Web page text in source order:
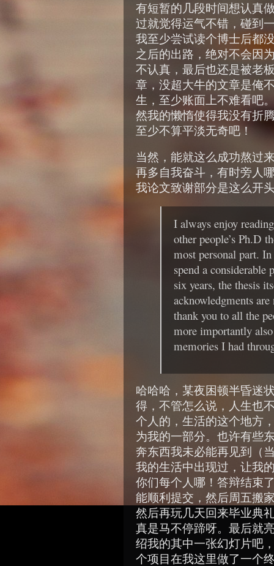
有短暂的几段时间想认真
过就觉得运气不错，碰到
我至少尝试读个博士后都
之后的出路，绝对不会因
不认真，最后也还是被老
章，没超大牛的文章是俺
生，至少账面上不难看吧
然我的懒惰使得我没有折
至少不算平淡无奇吧！
当然，能就这么成功熬过
再多自我奋斗，有时旁人
我论文致谢部分是这么开
I always enjoy
other people’s Ph.D
most personal part.
spend a
six years, the thesis
acknowledgments
thank you to all the
more importantly
memories I had
哈哈哈，某夜困顿半昏迷
得，不管怎么说，人生也
个人的，生活的这个地方
为我的一部分。也许有些
奔东西我未必能再见到（
我的生活中出现过，让我
你们每个人哪！答辩结束
能顺利提交，然后周五搬
然后再玩几天回来毕业典
真是马不停蹄呀。最后就
绍我的其中一张幻灯片吧
个项目在我这里做了一个